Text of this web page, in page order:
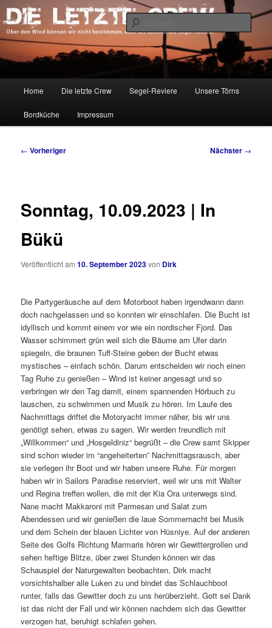
Zum
primären
Inhalt
springenDIE LETZTE CREW
Über den Wind können wir nicht bestimmen, aber wir können die Segel
richten.
Home Die letzte Crew Segel-Reviere Unsere Törns
Bordküche Impressum
Beitragsnavigation
← Vorheriger Nächster →
Sonntag, 10.09.2023 | In
Bükü
Veröffentlicht am10. September 2023von Dirk
Die Partygeräusche auf dem Motorboot haben irgendwann dann
doch nachgelassen und so konnten wir einschlafen. Die Bucht ist
idyllisch und kommt einem vor wie ein nordischer Fjord. Das
Wasser schimmert grün weil sich die Bäume am Ufer darin
spiegeln, die braunen Tuff-Steine geben der Bucht etwas
mystisches – einfach schön. Darum entscheiden wir noch einen
Tag Ruhe zu genießen – Wind ist keiner angesagt und so
verbringen wir den Tag damit, einem spannenden Hörbuch zu
lauschen, zu schwimmen und Musik zu hören. Im Laufe des
Nachmittags driftet die Motoryacht immer näher, bis wir uns
genötigt sehen, etwas zu sagen. Wir werden freundlich mit
„Willkommen“ und „Hosgeldiniz“ begrüßt – die Crew samt Skipper
sind schon wieder im “angeheiterten” Nachmittagsrausch, aber
sie verlegen ihr Boot und wir haben unsere Ruhe. Für morgen
haben wir in Sailors Paradise reserviert, weil wir uns mit Walter
und Regina treffen wollen, die mit der Kia Ora unterwegs sind.
Nane macht Makkaroni mit Parmesan und Salat zum
Abendessen und wir genießen die laue Sommernacht bei Musik
und dem Schein der blauen Lichter von Hüsniye. Auf der anderen
Seite des Golfs Richtung Marmaris hören wir Gewittergrollen und
sehen heftige Blitze, über zwei Stunden können wir das
Schauspiel der Naturgewalten beobachten. Dirk macht
vorsichtshalber alle Luken zu und bindet das Schlauchboot
runter, falls das Gewitter doch zu uns herüberzieht. Gott sei Dank
ist das nicht der Fall und wir können nachdem sich das Gewitter
verzogen hat, beruhigt schlafen gehen.